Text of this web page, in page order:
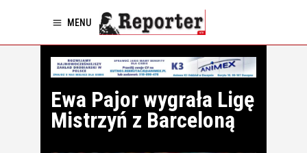
MENU
Ewa Pajor wygrała Ligę
Mistrzyń z Barceloną